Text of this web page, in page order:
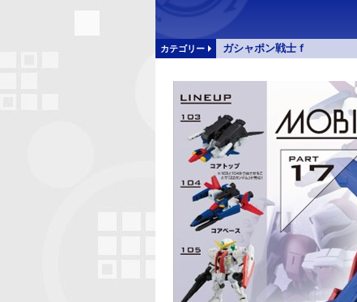
カテゴリー ガシャポン戦士ｆ